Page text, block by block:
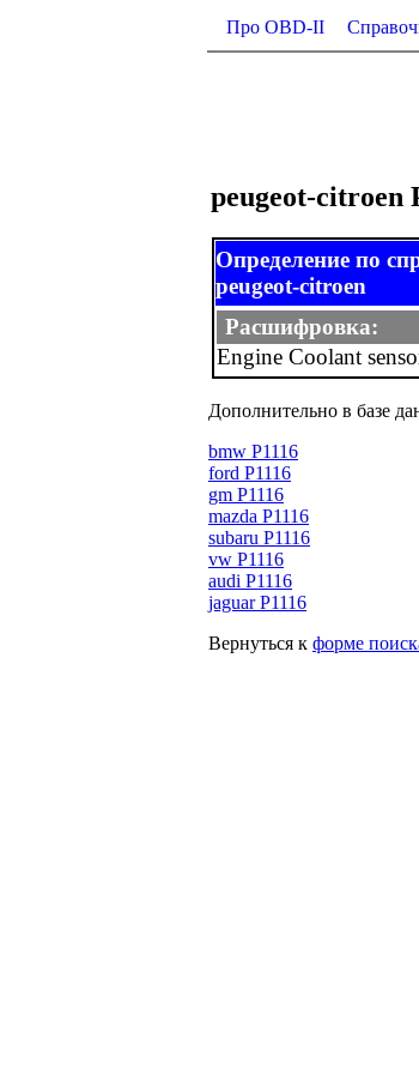
Про OBD-II
peugeot-citroen
Определение по
peugeot-citroen
Расшифровка:
Engine Coolant
Дополнительно в базе
bmw P1116
ford P1116
gm P1116
mazda P1116
subaru P1116
vw P1116
audi P1116
jaguar P1116
Вернуться к форме